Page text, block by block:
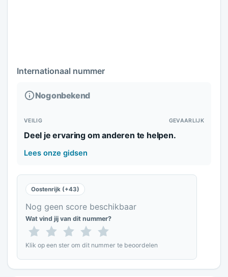
Internationaal nummer
Nog onbekend
VEILIG GEVAARLIJK
Deel je ervaring om anderen te helpen.
Lees onze gidsen
Oostenrijk (+43)
Nog geen score beschikbaar
Wat vind jij van dit nummer?
Klik op een ster om dit nummer te beoordelen